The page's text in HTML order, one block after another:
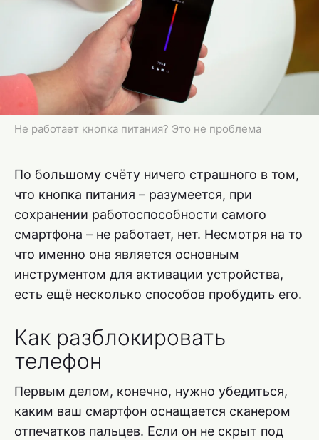
Не работает кнопка питания? Это не проблема
По большому счёту ничего страшного в том,
что кнопка питания – разумеется, при
сохранении работоспособности самого
смартфона – не работает, нет. Несмотря на то
что именно она является основным
инструментом для активации устройства,
есть ещё несколько способов пробудить его.
Как разблокировать
телефон
Первым делом, конечно, нужно убедиться,
каким ваш смартфон оснащается сканером
отпечатков пальцев. Если он не скрыт под